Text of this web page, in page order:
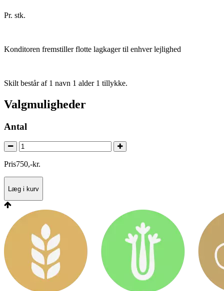
Pr. stk.
Konditoren fremstiller flotte lagkager til enhver lejlighed
Skilt består af 1 navn 1 alder 1 tillykke.
Valgmuligheder
Antal
Pris750,-kr.
Læg i kurv